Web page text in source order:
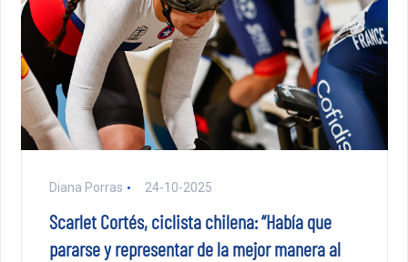
Diana Porras 24-10-2025
Scarlet Cortés, ciclista chilena: “Había que
pararse y representar de la mejor manera al